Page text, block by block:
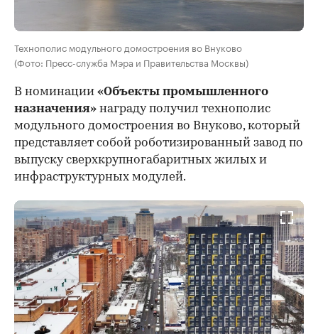
Технополис модульного домостроения во Внуково
(Фото: Пресс-служба Мэра и Правительства Москвы)
В номинации «Объекты промышленного
назначения» награду получил технополис
модульного домостроения во Внуково, который
представляет собой роботизированный завод по
выпуску сверхкрупногабаритных жилых и
инфраструктурных модулей.